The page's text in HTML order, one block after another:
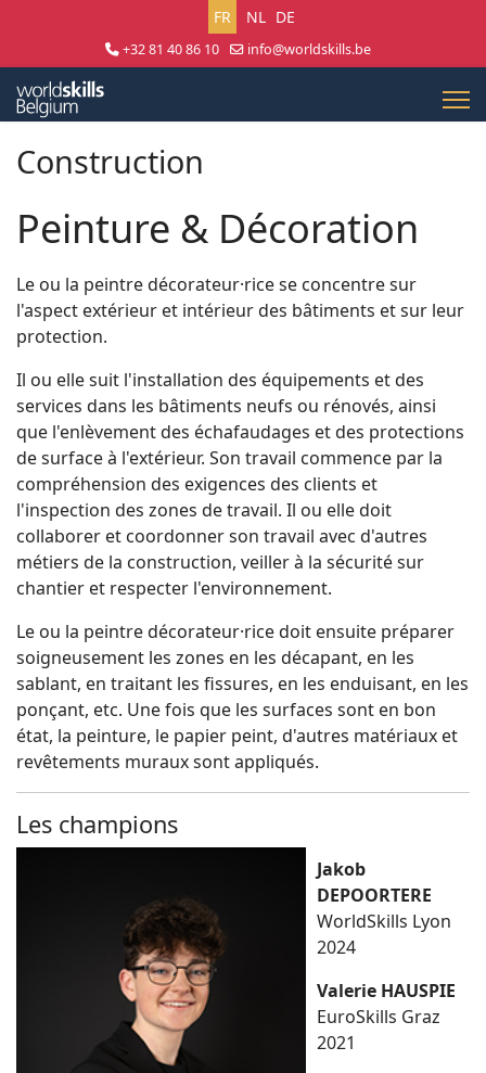
Sélectionnez votre langue
FR NL DE
+32 81 40 86 10
info@worldskills.be
Construction
Peinture & Décoration
Le ou la peintre décorateur·rice se concentre sur
l'aspect extérieur et intérieur des bâtiments et sur leur
protection.
Il ou elle suit l'installation des équipements et des
services dans les bâtiments neufs ou rénovés, ainsi
que l'enlèvement des échafaudages et des protections
de surface à l'extérieur. Son travail commence par la
compréhension des exigences des clients et
l'inspection des zones de travail. Il ou elle doit
collaborer et coordonner son travail avec d'autres
métiers de la construction, veiller à la sécurité sur
chantier et respecter l'environnement.
Le ou la peintre décorateur·rice doit ensuite préparer
soigneusement les zones en les décapant, en les
sablant, en traitant les fissures, en les enduisant, en les
ponçant, etc. Une fois que les surfaces sont en bon
état, la peinture, le papier peint, d'autres matériaux et
revêtements muraux sont appliqués.
Les champions
Jakob
DEPOORTERE
WorldSkills Lyon
2024
Valerie HAUSPIE
EuroSkills Graz
2021